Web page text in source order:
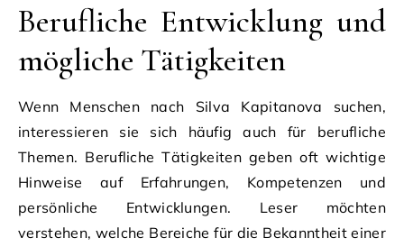
Berufliche Entwicklung und
mögliche Tätigkeiten
Wenn Menschen nach Silva Kapitanova suchen,
interessieren sie sich häufig auch für berufliche
Themen. Berufliche Tätigkeiten geben oft wichtige
Hinweise auf Erfahrungen, Kompetenzen und
persönliche Entwicklungen. Leser möchten
verstehen, welche Bereiche für die Bekanntheit einer